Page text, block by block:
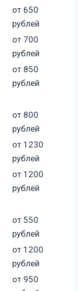
от 650
рублей
от 700
рублей
от 850
рублей
от 800
рублей
от 1230
рублей
от 1200
рублей
от 550
рублей
от 1200
рублей
от 950